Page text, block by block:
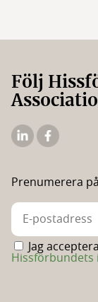
Följ
Prenumerera
Jag
Hissförbundets